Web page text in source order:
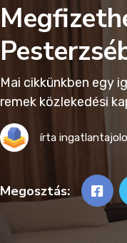
Mai cikkünkben egy
remek közlekedési
írta ingatlantajolo
Megosztás: